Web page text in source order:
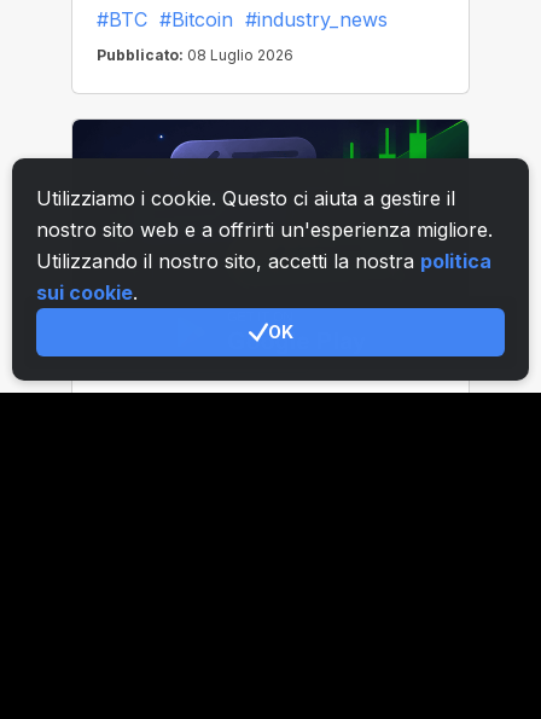
Utilizziamo i cookie. Questo ci aiuta a gestire il
nostro sito web e a offrirti un'esperienza migliore.
Utilizzando il nostro sito, accetti la nostra politica
sui cookie.
OK